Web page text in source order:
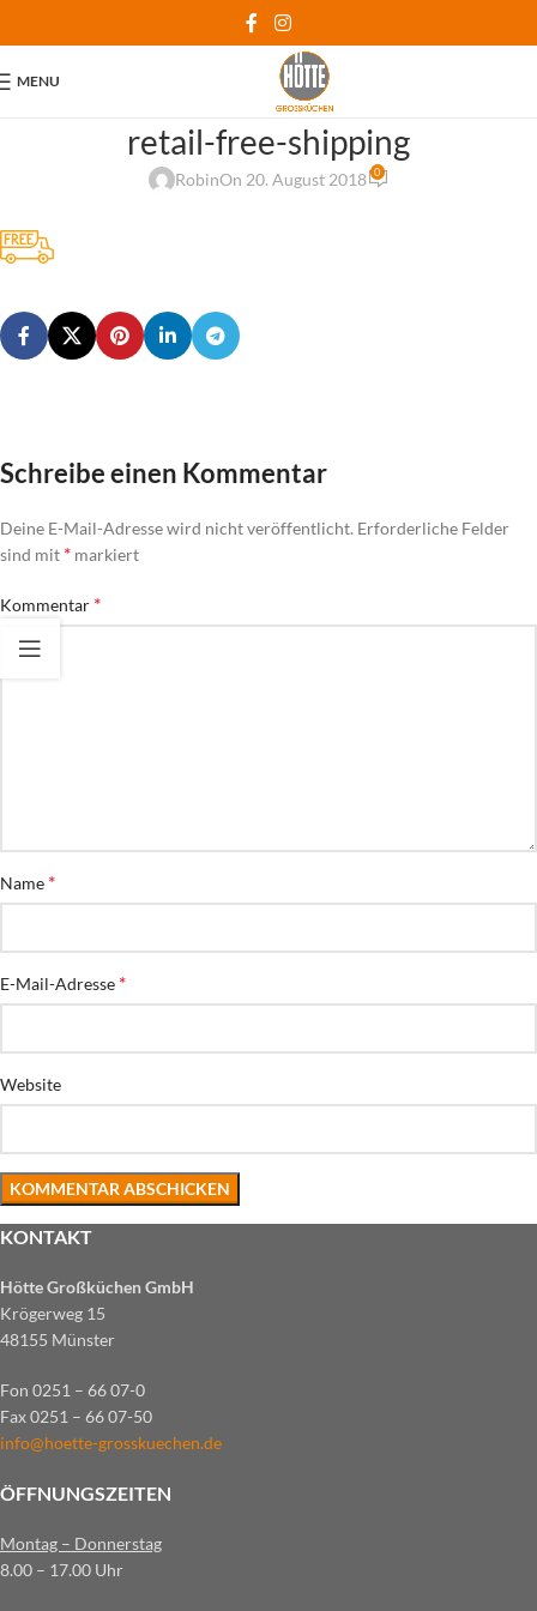
MENU
retail-free-shipping
RobinOn 20. August 2018 0
Schreibe einen Kommentar
Deine E-Mail-Adresse wird nicht veröffentlicht. Erforderliche Felder
sind mit * markiert
Kommentar *
Name *
E-Mail-Adresse *
Website
KONTAKT
Hötte Großküchen GmbH
Krögerweg 15
48155 Münster
Fon 0251 – 66 07-0
Fax 0251 – 66 07-50
info@hoette-grosskuechen.de
ÖFFNUNGSZEITEN
Montag – Donnerstag
8.00 – 17.00 Uhr